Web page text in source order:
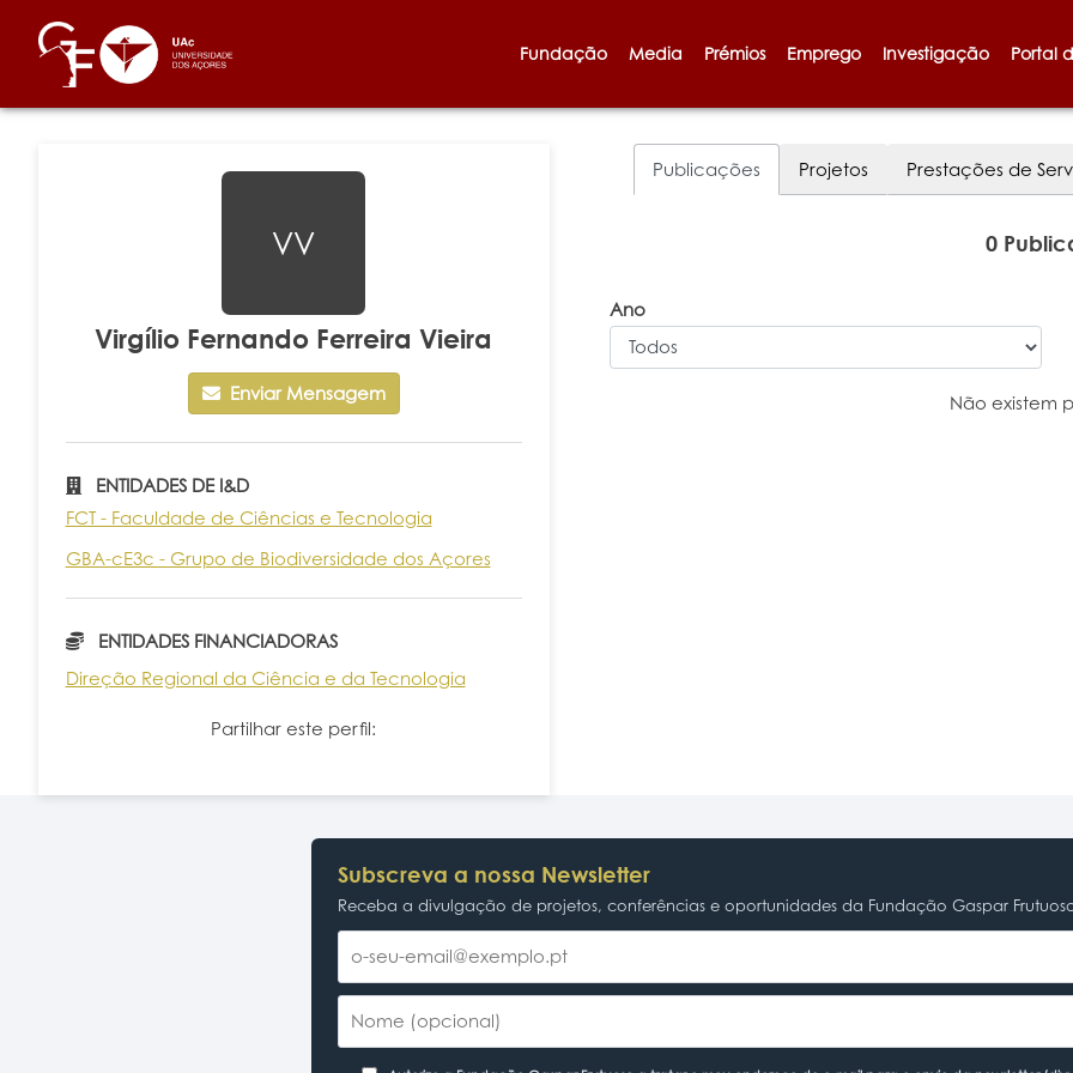
Fundação Media Prémios Emprego Investigação Portal
VV
Virgílio Fernando Ferreira Vieira
Enviar Mensagem
ENTIDADES DE I&D
FCT - Faculdade de Ciências e Tecnologia
GBA-cE3c - Grupo de Biodiversidade dos Açores
ENTIDADES FINANCIADORAS
Direção Regional da Ciência e da Tecnologia
Partilhar este perfil:
Publicações Projetos Prestações de
0
Ano
Não existem
Subscreva a nossa Newsletter
Receba a divulgação de projetos, conferências e oportunidades da Fundação Gaspar